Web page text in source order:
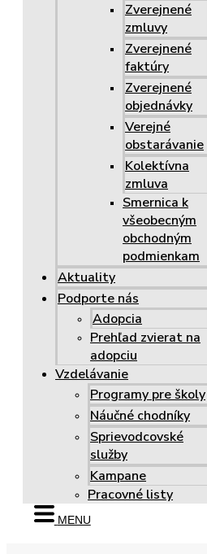
Zverejnené
zmluvy
Zverejnené
faktúry
Zverejnené
objednávky
Verejné
obstarávanie
Kolektívna
zmluva
Smernica k
všeobecným
obchodným
podmienkam
Aktuality
Podporte nás
Adopcia
Prehľad zvierat na
adopciu
Vzdelávanie
Programy pre školy
Náučné chodníky
Sprievodcovské
služby
Kampane
Pracovné listy
MENU